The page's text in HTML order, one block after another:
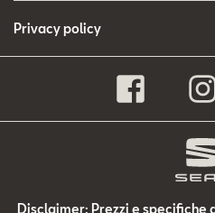
Privacy policy
Disclaimer: Prezzi e specifiche